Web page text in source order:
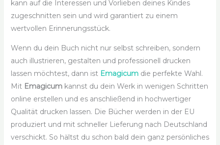
kann auf die Interessen und Vorlieben deines Kindes
zugeschnitten sein und wird garantiert zu einem
wertvollen Erinnerungsstück.
Wenn du dein Buch nicht nur selbst schreiben, sondern
auch illustrieren, gestalten und professionell drucken
lassen möchtest, dann ist Emagicumdie perfekte Wahl.
Mit Emagicumkannst du dein Werk in wenigen Schritten
online erstellen und es anschließend in hochwertiger
Qualität drucken lassen. Die Bücher werden in der EU
produziert und mit schneller Lieferung nach Deutschland
verschickt. So hältst du schon bald dein ganz persönliches